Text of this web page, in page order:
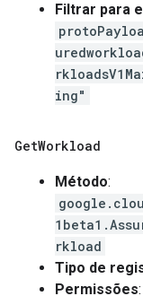
Filtrar para
ing"
GetWorkload
Método:
rkload
Tipo de
Permissões: